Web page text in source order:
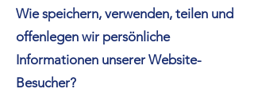
Wie speichern, verwenden, teilen und
offenlegen wir persönliche
Informationen unserer Website-
Besucher?